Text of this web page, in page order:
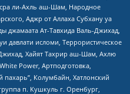
ли-Ахль аш-Шам, Народное
Аджр от Аллаха Субхану уа
джамаата Ат-Тавхида Валь-Джихад,
давлати исломи, Террористическое
Хайят Тахрир аш-Шам, Ахлю
Power, Артподготовка,
пахарь”, Колумбайн, Хатлонский
п. Кушкуль г. Оренбург,